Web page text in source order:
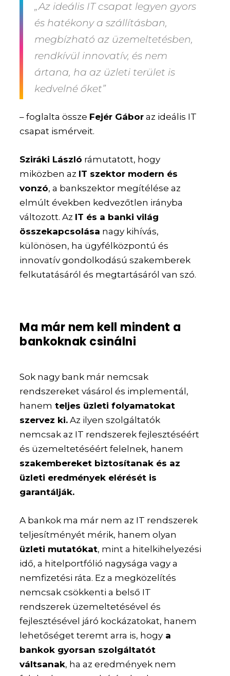
„Az ideális IT csapat legyen gyors
és hatékony a szállításban,
megbízható az üzemeltetésben,
rendkívül innovatív, és nem
ártana, ha az üzleti terület is
kedvelné őket”
– foglalta össze Fejér Gábor az ideális IT
csapat ismérveit.
Sziráki László rámutatott, hogy
miközben az IT szektor modern és
vonzó, a bankszektor megítélése az
elmúlt években kedvezőtlen irányba
változott. Az IT és a banki világ
összekapcsolása nagy kihívás,
különösen, ha ügyfélközpontú és
innovatív gondolkodású szakemberek
felkutatásáról és megtartásáról van szó.
Ma már nem kell mindent a
bankoknak csinálni
Sok nagy bank már nemcsak
rendszereket vásárol és implementál,
hanem teljes üzleti folyamatokat
szervez ki. Az ilyen szolgáltatók
nemcsak az IT rendszerek fejlesztéséért
és üzemeltetéséért felelnek, hanem
szakembereket biztosítanak és az
üzleti eredmények elérését is
garantálják.
A bankok ma már nem az IT rendszerek
teljesítményét mérik, hanem olyan
üzleti mutatókat, mint a hitelkihelyezési
idő, a hitelportfólió nagysága vagy a
nemfizetési ráta. Ez a megközelítés
nemcsak csökkenti a belső IT
rendszerek üzemeltetésével és
fejlesztésével járó kockázatokat, hanem
lehetőséget teremt arra is, hogy a
bankok gyorsan szolgáltatót
váltsanak, ha az eredmények nem